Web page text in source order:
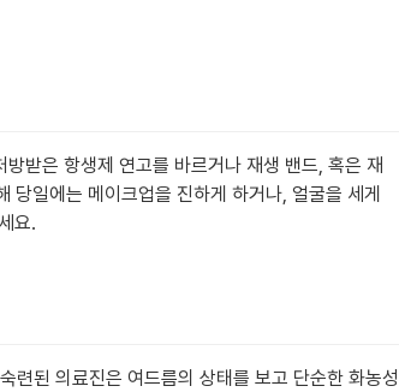
받은 항생제 연고를 바르거나 재생 밴드, 혹은 재
일에는 메이크업을 진하게 하거나, 얼굴을 세게
요.
련된 의료진은 여드름의 상태를 보고 단순한 화농성